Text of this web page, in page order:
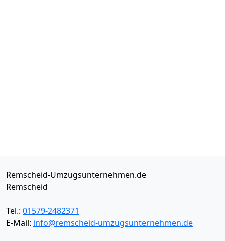
Remscheid-Umzugsunternehmen.de
Remscheid
Tel.: 01579-2482371
E-Mail: info@remscheid-umzugsunternehmen.de